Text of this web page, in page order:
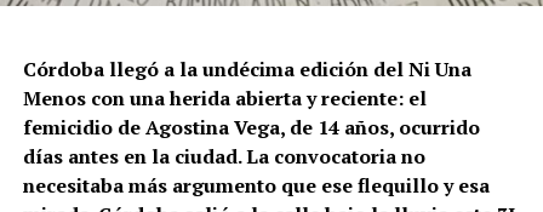
de manera violenta y discriminatoria hacia la comunidad
LGBT en general y, principalmente, hacia la comunidad
trans”, describe Rachid. “Y eso –agrega– genera mayor
violencia y discriminación en la vida cotidiana. Esos
discursos terminan legitimando, avalando y fomentando
la violencia hacia nuestra comunidad”.
Córdoba llegó a la undécima edición del Ni Una
Menos con una herida abierta y reciente: el
femicidio de Agostina Vega, de 14 años, ocurrido
días antes en la ciudad. La convocatoria no
necesitaba más argumento que ese flequillo y esa